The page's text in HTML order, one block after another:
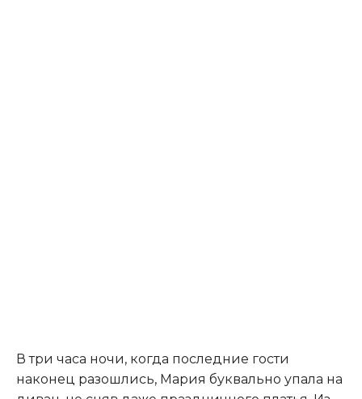
В три часа ночи, когда последние гости
наконец разошлись, Мария буквально упала на